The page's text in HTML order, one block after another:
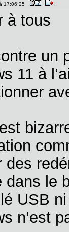
17:06:25
à tous
un
11 à
des
dans le
USB
n’est